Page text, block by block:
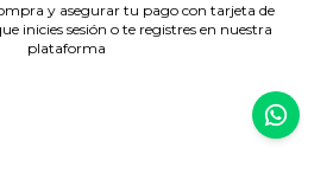
y asegurar tu pago con tarjeta de
inicies sesión o te registres en nuestra
plataforma